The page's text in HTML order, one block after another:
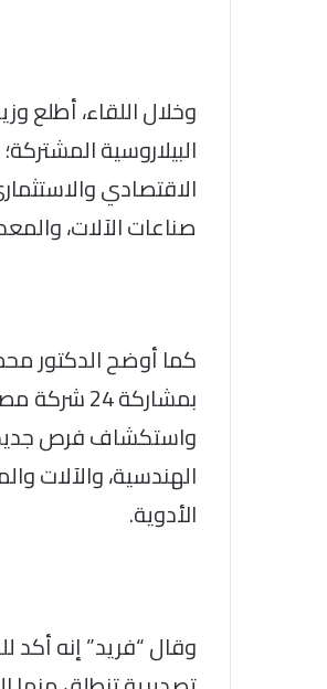
وخلال اللقاء، أطلع
البيلاروسية
الاقتصادي
صناعات الآلات،
كما أوضح الدكتور
بمشاركة
واستكشاف فرص
الهندسية، والآلات
الأدوية.
وقال “فريد” إنه أكد